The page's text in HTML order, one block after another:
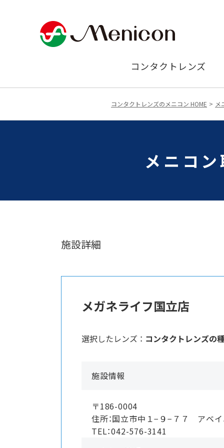
コンタクトレンズ
コンタクトレンズのメニコン HOME メ
メニコ
施設詳細
メガネライフ国立店
選択したレンズ ： コンタクトレンズの
施設情報
〒186-0004
住所：国立市中１−９−７７ アベイ
TEL：042-576-3141